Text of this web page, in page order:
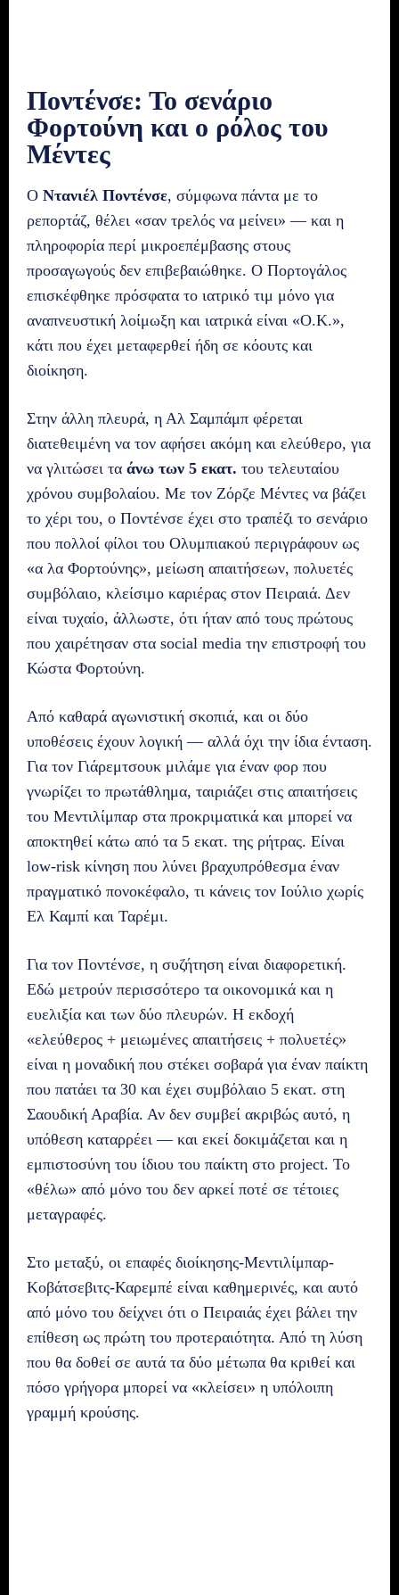
Ποντένσε: Το σενάριο
Φορτούνη και ο ρόλος του
Μέντες
Ο Ντανιέλ Ποντένσε, σύμφωνα πάντα με το
ρεπορτάζ, θέλει «σαν τρελός να μείνει» — και η
πληροφορία περί μικροεπέμβασης στους
προσαγωγούς δεν επιβεβαιώθηκε. Ο Πορτογάλος
επισκέφθηκε πρόσφατα το ιατρικό τιμ μόνο για
αναπνευστική λοίμωξη και ιατρικά είναι «Ο.Κ.»,
κάτι που έχει μεταφερθεί ήδη σε κόουτς και
διοίκηση.
Στην άλλη πλευρά, η Αλ Σαμπάμπ φέρεται
διατεθειμένη να τον αφήσει ακόμη και ελεύθερο, για
να γλιτώσει τα άνω των 5 εκατ. του τελευταίου
χρόνου συμβολαίου. Με τον Ζόρζε Μέντες να βάζει
το χέρι του, ο Ποντένσε έχει στο τραπέζι το σενάριο
που πολλοί φίλοι του Ολυμπιακού περιγράφουν ως
«α λα Φορτούνης», μείωση απαιτήσεων, πολυετές
συμβόλαιο, κλείσιμο καριέρας στον Πειραιά. Δεν
είναι τυχαίο, άλλωστε, ότι ήταν από τους πρώτους
που χαιρέτησαν στα social media την επιστροφή του
Κώστα Φορτούνη.
Από καθαρά αγωνιστική σκοπιά, και οι δύο
υποθέσεις έχουν λογική — αλλά όχι την ίδια ένταση.
Για τον Γιάρεμτσουκ μιλάμε για έναν φορ που
γνωρίζει το πρωτάθλημα, ταιριάζει στις απαιτήσεις
του Μεντιλίμπαρ στα προκριματικά και μπορεί να
αποκτηθεί κάτω από τα 5 εκατ. της ρήτρας. Είναι
low-risk κίνηση που λύνει βραχυπρόθεσμα έναν
πραγματικό πονοκέφαλο, τι κάνεις τον Ιούλιο χωρίς
Ελ Καμπί και Ταρέμι.
Για τον Ποντένσε, η συζήτηση είναι διαφορετική.
Εδώ μετρούν περισσότερο τα οικονομικά και η
ευελιξία και των δύο πλευρών. Η εκδοχή
«ελεύθερος + μειωμένες απαιτήσεις + πολυετές»
είναι η μοναδική που στέκει σοβαρά για έναν παίκτη
που πατάει τα 30 και έχει συμβόλαιο 5 εκατ. στη
Σαουδική Αραβία. Αν δεν συμβεί ακριβώς αυτό, η
υπόθεση καταρρέει — και εκεί δοκιμάζεται και η
εμπιστοσύνη του ίδιου του παίκτη στο project. Το
«θέλω» από μόνο του δεν αρκεί ποτέ σε τέτοιες
μεταγραφές.
Στο μεταξύ, οι επαφές διοίκησης-Μεντιλίμπαρ-
Κοβάτσεβιτς-Καρεμπέ είναι καθημερινές, και αυτό
από μόνο του δείχνει ότι ο Πειραιάς έχει βάλει την
επίθεση ως πρώτη του προτεραιότητα. Από τη λύση
που θα δοθεί σε αυτά τα δύο μέτωπα θα κριθεί και
πόσο γρήγορα μπορεί να «κλείσει» η υπόλοιπη
γραμμή κρούσης.